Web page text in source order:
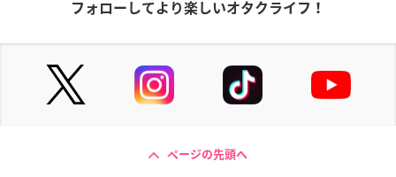
フォローしてより楽しいオタクライフ！
ページの先頭へ